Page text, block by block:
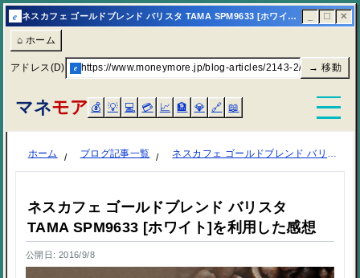
e ネスカフェ ゴールドブレンド バリスタ TAMA SPM9633 [ホワイト]を利用した感想 | マネモア ☐ ✕
⌂ ホーム
アドレス(D) e https://www.moneymore.jp/blog-articles/2143-2/ → 移動
マネモア 💰 💡 💻 💳 📈 🏦 💎 🔗 📖
ホーム ブログ記事一覧 ネスカフェ ゴールドブレンド バリスタ TAMA SPM9633 [ホワイト]を利用した感想
ネスカフェ ゴールドブレンド バリスタ
TAMA SPM9633 [ホワイト]を利用した感想
公開日: 2016/9/8